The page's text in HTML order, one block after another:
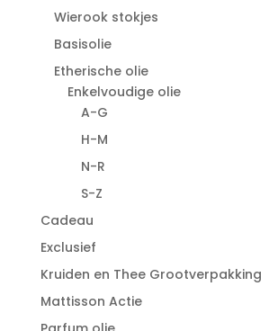
Wierook stokjes
Basisolie
Etherische olie
Enkelvoudige olie
A-G
H-M
N-R
S-Z
Cadeau
Exclusief
Kruiden en Thee Grootverpakking
Mattisson Actie